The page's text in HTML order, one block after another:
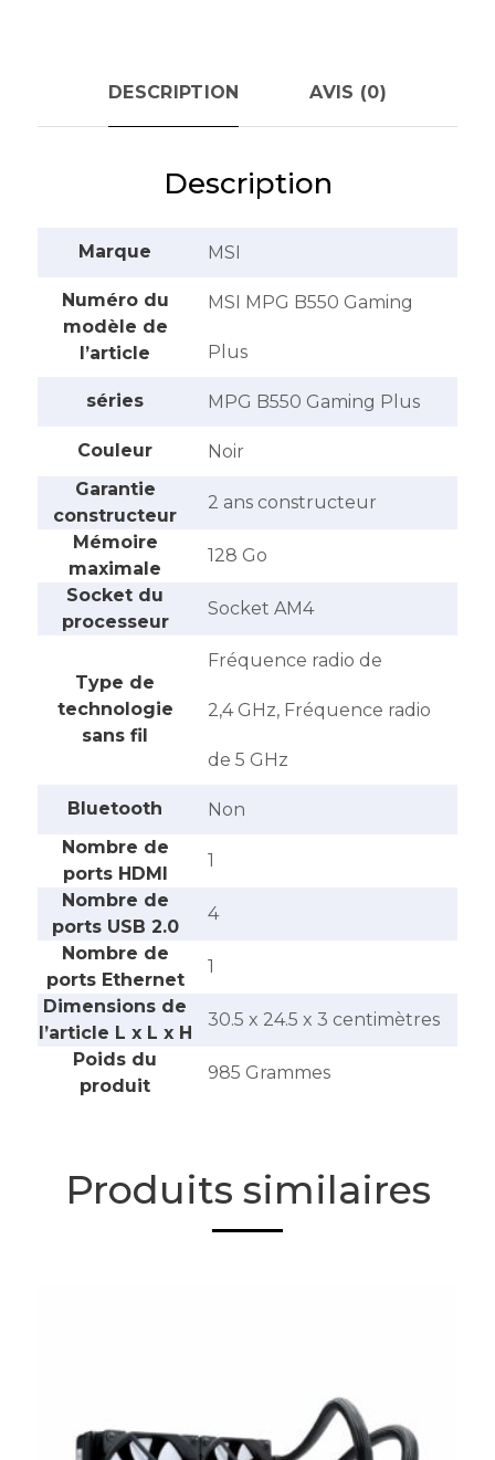
DESCRIPTION AVIS (0)
Description
Marque ‎MSI
Numéro du
modèle de
l’article
‎MSI MPG B550 Gaming
Plus
séries ‎MPG B550 Gaming Plus
Couleur
‎Noir
Garantie
constructeur
‎2 ans constructeur
Mémoire
maximale
‎128 Go
Socket du
processeur
‎Socket AM4
Type de
technologie
sans fil
‎Fréquence radio de
2,4 GHz, Fréquence radio
de 5 GHz
Bluetooth
‎Non
Nombre de
ports HDMI
‎1
Nombre de
ports USB 2.0
‎4
Nombre de
ports Ethernet
‎1
Dimensions de
l’article L x L x H
‎30.5 x 24.5 x 3 centimètres
Poids du
produit
‎985 Grammes
Produits similaires